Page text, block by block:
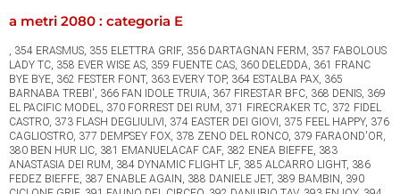
a metri 2080 : categoria E
, 354 ERASMUS, 355 ELETTRA GRIF, 356 DARTAGNAN FERM, 357 FABOLOUS
LADY TC, 358 EVER WISE AS, 359 FUENTE CAS, 360 DELEDDA, 361 FRANC
BYE BYE, 362 FESTER FONT, 363 EVERY TOP, 364 ESTALBA PAX, 365
BARNABA TREBI', 366 FAN IDOLE TRUIA, 367 FIRESTAR BFC, 368 DENIS, 369
EL PACIFIC MODEL, 370 FORREST DEI RUM, 371 FIRECRAKER TC, 372 FIDEL
CASTRO, 373 FLASH DEGLIULIVI, 374 EASTER DEI GIOVI, 375 FEEL HAPPY, 376
CAGLIOSTRO, 377 DEMPSEY FOX, 378 ZENO DEL RONCO, 379 FARAOND'OR,
380 BEN HUR LIC, 381 EMANUELACAF CAF, 382 ENEA BIEFFE, 383
ANASTASIA DEI RUM, 384 DYNAMIC FLIGHT LF, 385 ALCARRO LIGHT, 386
FEDEZ BIEFFE, 387 ENABLE AGAIN, 388 DANIELE JET, 389 BAMBIN, 390